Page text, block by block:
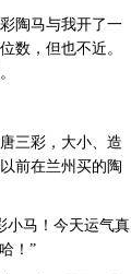
陶马与我开了一
数，但也不近。
三彩，大小、造
前在兰州买的陶
马！今天运气真
！”